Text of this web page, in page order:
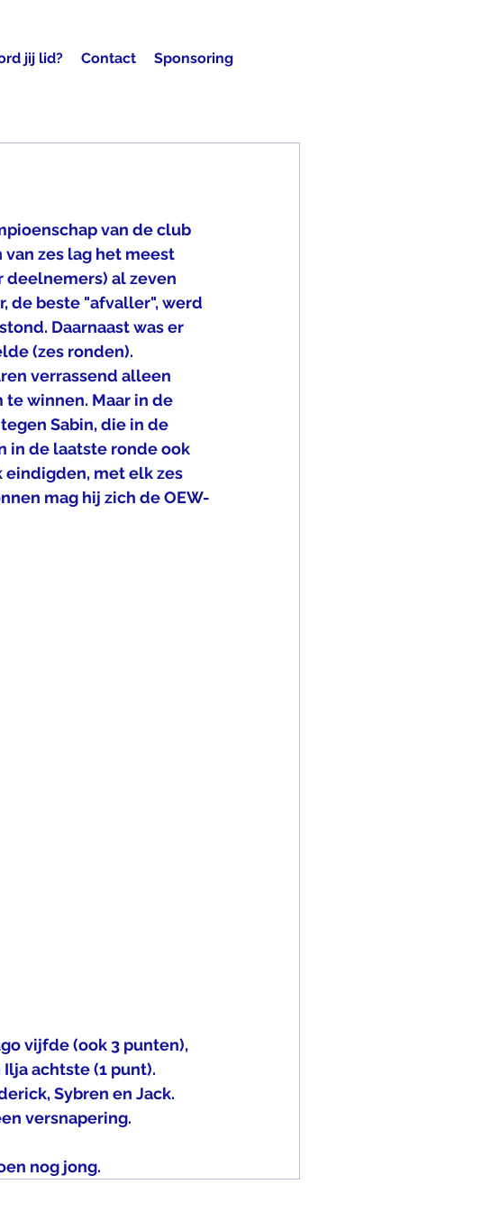
jij lid? Contact Sponsoring
van de club
zes lag het meest
deelnemers) al zeven
de beste "afvaller", werd
Daarnaast was er
(zes ronden).
verrassend alleen
te winnen. Maar in de
Sabin, die in de
in de laatste ronde ook
eindigden, met elk zes
mag hij zich de OEW-
vijfde (ook 3 punten),
achtste (1 punt).
Sybren en Jack.
versnapering.
nog jong.